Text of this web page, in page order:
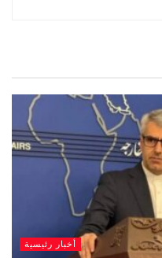
أخبار رئيسية